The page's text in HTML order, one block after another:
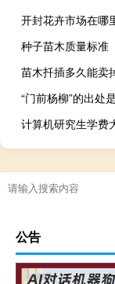
开封花卉市场在哪
种子苗木质量标准
苗木扦插多久能卖
“门前杨柳”的出处
公告